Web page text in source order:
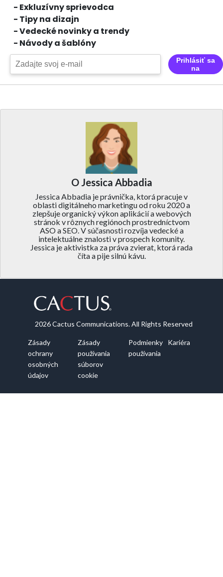
- Exkluzívny sprievodca
- Tipy na dizajn
- Vedecké novinky a trendy
- Návody a šablóny
Prihlásiť sa
na
O Jessica Abbadia
Jessica Abbadia je právnička, ktorá pracuje v
oblasti digitálneho marketingu od roku 2020 a
zlepšuje organický výkon aplikácií a webových
stránok v rôznych regiónoch prostredníctvom
ASO a SEO. V súčasnosti rozvíja vedecké a
intelektuálne znalosti v prospech komunity.
Jessica je aktivistka za práva zvierat, ktorá rada
číta a pije silnú kávu.
2026 Cactus Communications. All Rights Reserved
Zásady
ochrany
osobných
údajov
Zásady
používania
súborov
cookie
Podmienky
používania
Kariéra